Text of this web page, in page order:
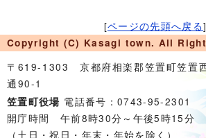
[ページの先頭へ戻る]
Copyright (C) Kasagi town. All
〒619-1303 京都府相楽郡笠置町笠置
通90-1
笠置町役場 電話番号：0743-95-2301
開庁時間 午前8時30分～午後5時15分
（土日・祝日・年末・年始を除く）